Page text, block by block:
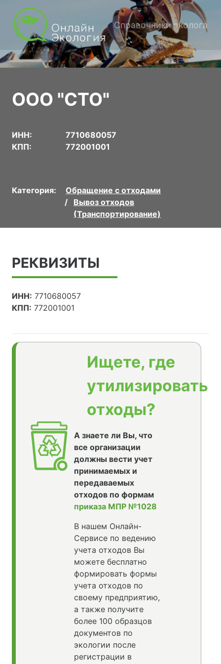
Справочники эколога
ООО "СТО"
ИНН:
7710680057
КПП:
772001001
Категория:
Обращение с отходами
Вывоз отходов
(Транспортирование)
РЕКВИЗИТЫ
ИНН: 7710680057
КПП: 772001001
Ищете, где
утилизировать
отходы?
А знаете ли Вы, что
все организации
должны вести учет
принимаемых и
передаваемых
отходов по формам
приказа МПР №1028
В нашем Онлайн-
Сервисе по ведению
учета отходов Вы
можете бесплатно
формировать формы
учета отходов по
своему предприятию,
а также получите
более 100 образцов
документов по
экологии после
регистрации в